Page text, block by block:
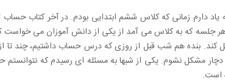
یاد دارم زمانی که کلاس ششم ابتدایی بودم. در آخر کتاب
جلسه که به کلاس می آمد از یکی از دانش آموزان می خواست
کند. بنده هم شب قبل از روزی که درس حساب داشتیم، چند تا
دچار مشکل نشوم. یکی از شبها به مسئله ای رسیدم که
است.